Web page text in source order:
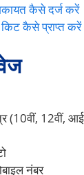
कैसे दर्ज करें
किट कैसे प्राप्त करें
(10वीं, 12वीं,
नंबर